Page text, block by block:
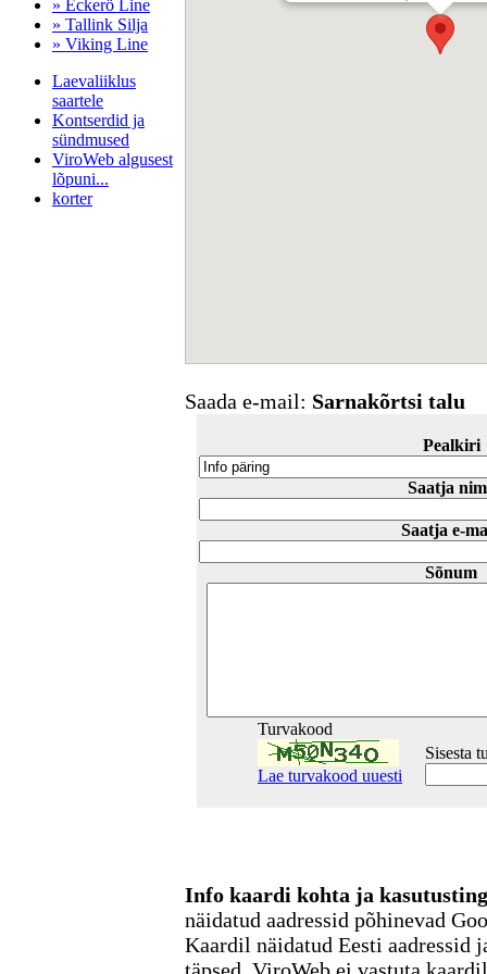
» Eckerö Line
» Tallink Silja
» Viking Line
Laevaliiklus
saartele
Kontserdid ja
sündmused
ViroWeb algusest
lõpuni...
korter
Saada e-mail: Sarnakõrtsi talu
Pealkiri
Saatja
Saatja e-
Sõnum
Turvakood
Lae turvakood uuesti
Sisesta
Info kaardi kohta ja
näidatud aadressid põhinevad
Kaardil näidatud Eesti aadressid